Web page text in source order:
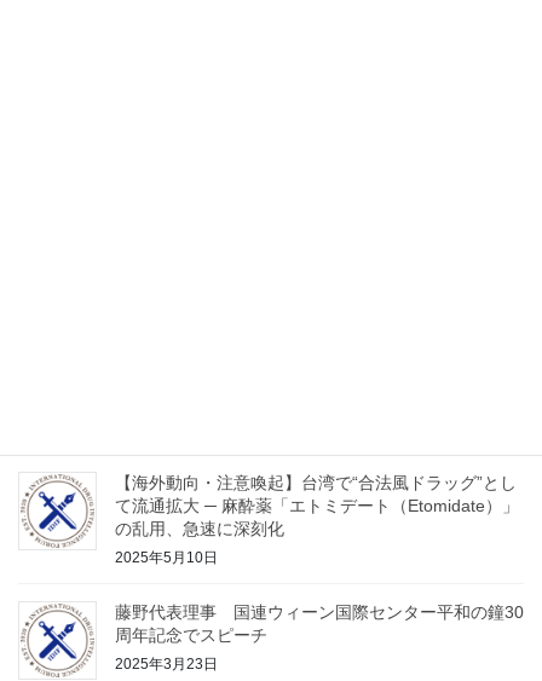
【海外動向・注意喚起】台湾で“合法風ドラッグ”とし
て流通拡大 ─ 麻酔薬「エトミデート（Etomidate）」
の乱用、急速に深刻化
2025年5月10日
藤野代表理事 国連ウィーン国際センター平和の鐘30
周年記念でスピーチ
2025年3月23日